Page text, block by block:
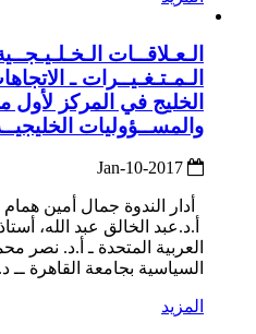
الـعـلاقــات
الـمـتـغـيــرات ـ
الخليج في المركز لأول
والمســؤوليات
أدار الندوة جمال أمين
أ.د.عبد الخالق عبد الله،
العربية المتحدة ـ أ.د. نصر
السياسية بجامعة القاهرة
المزيد